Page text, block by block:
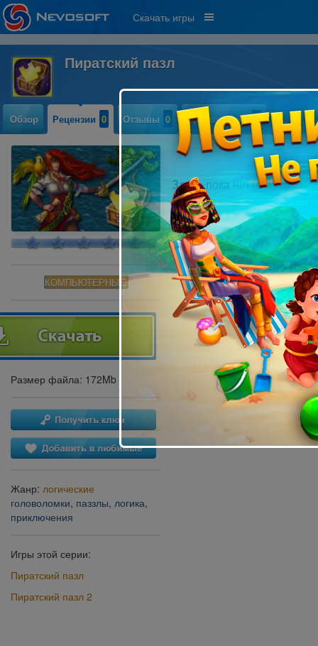
Скачать игры
Пиратский пазл
Обзор Рецензии 0 Отзывы 0 Прохождение 0
КОМПЬЮТЕРНЫЕ
Размер файла: 172Mb
Жанр: логические
головоломки, паззлы, логика,
приключения
Игры этой серии:
Пиратский пазл
Пиратский пазл 2
Здесь пока никто не писал